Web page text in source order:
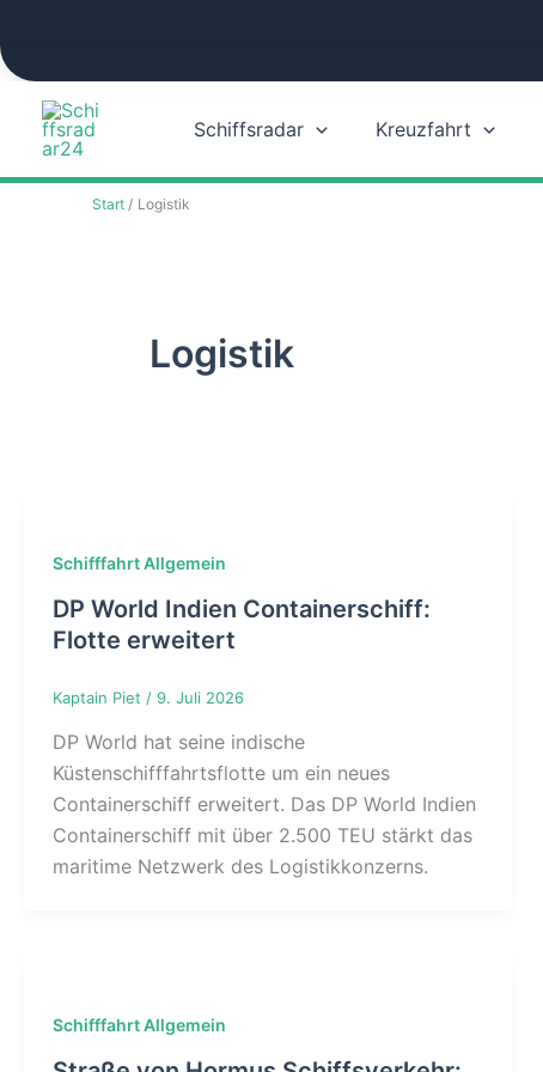
Zum
springen
Schiffsradar Kreuzfahrt
Start Logistik
Logistik
Schifffahrt Allgemein
DP World Indien Containerschiff:
Flotte erweitert
Kaptain Piet / 9. Juli 2026
DP World hat seine indische
Küstenschifffahrtsflotte um ein neues
Containerschiff erweitert. Das DP World Indien
Containerschiff mit über 2.500 TEU stärkt das
maritime Netzwerk des Logistikkonzerns.
Schifffahrt Allgemein